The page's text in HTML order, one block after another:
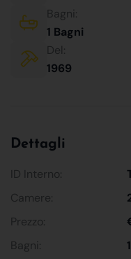
Bagni:
1 Bagni
Del:
1969
Dettagli
ID Interno:
Camere:
Prezzo:
Bagni:
1